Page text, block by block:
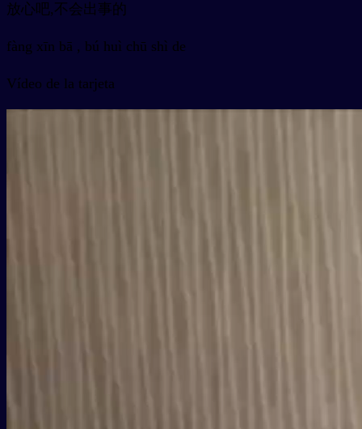
放心吧,不会出事的
fàng xīn bā , bú huì chū shì de
Vídeo de la tarjeta